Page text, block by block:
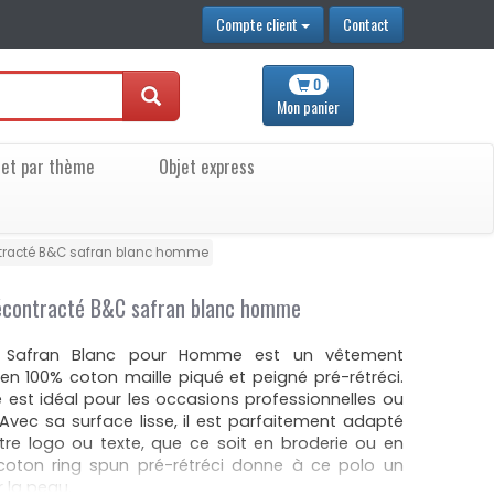
Compte client Contact
0
Monpanier
par thème
Objet express
B&C safran blanc homme
B&C safran blanc homme
Safran Blanc pour Homme est un vêtement
100% coton maille piqué et peigné pré-rétréci.
idéal pour les occasions professionnelles ou
sa surface lisse, il est parfaitement adapté
logo ou texte, que ce soit en broderie ou en
ring spun pré-rétréci donne à ce polo un
peau.